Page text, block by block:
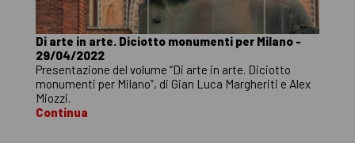
Di arte in arte. Diciotto monumenti per Milano -
29/04/2022
Presentazione del volume “Di arte in arte. Diciotto
monumenti per Milano”, di Gian Luca Margheriti e Alex
Miozzi.
Continua